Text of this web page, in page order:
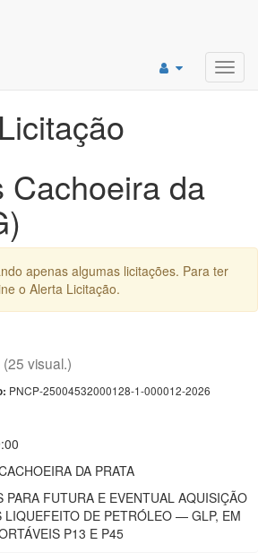
Cachoeira da
apenas algumas licitações. Para ter
o Alerta Licitação.
(25 visual.)
PNCP-25004532000128-1-000012-2026
DA PRATA
PARA FUTURA E EVENTUAL AQUISIÇÃO
LIQUEFEITO DE PETRÓLEO — GLP, EM
P13 E P45